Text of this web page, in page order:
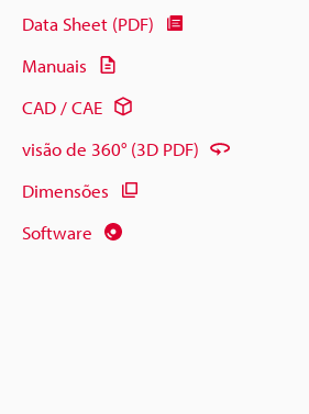
Data Sheet (PDF)
Manuais
CAD / CAE
visão de 360° (3D PDF)
Dimensões
Software